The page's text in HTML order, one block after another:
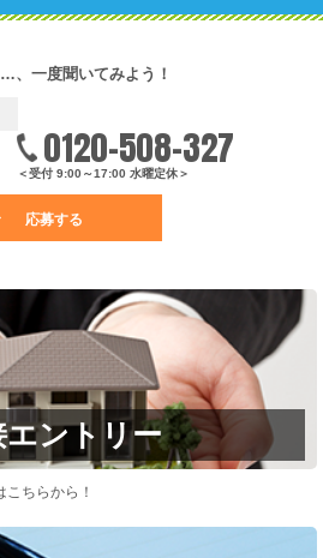
、一度聞いてみよう！
0120-508-327
＜受付 9:00～17:00 水曜定休＞
応募する
エントリー
ちらから！